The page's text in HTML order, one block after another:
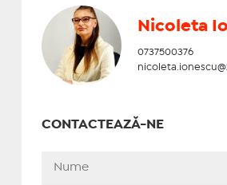
Nicoleta
0737500376
CONTACTEAZĂ-NE